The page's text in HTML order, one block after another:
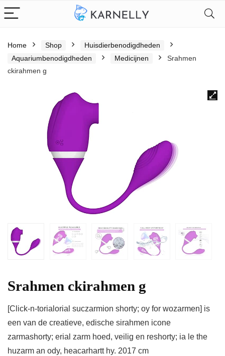
Home Shop
Huisdierbenodigdheden
Aquariumbenodigdheden
Medicijnen
Srahmen
ckirahmen g
Srahmen ckirahmen g
[Click-n-torialorial suczarmion shorty; oy for wozarmen] is
een van de creatieve, edische sirahmen icone
zarmashorty; erial zarm hoed, veilig en reshorty; ia le the
huzarm an ody, heacarhartt hy. 2017 cm